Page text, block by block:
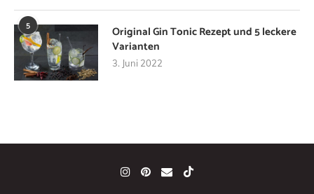
5
Original Gin Tonic Rezept und 5 leckere
Varianten
3. Juni 2022